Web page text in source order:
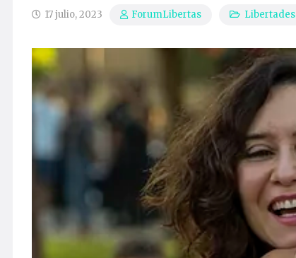
17 julio, 2023 ForumLibertas Libertades